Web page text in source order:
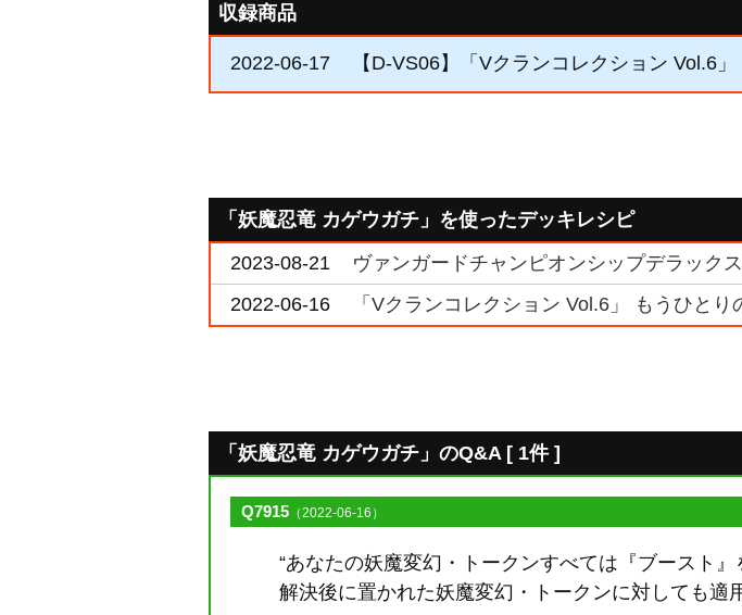
収録商品
2022-06-17 【D-VS06】「Vクランコレクション Vol.6」
「妖魔忍竜 カゲウガチ」を使ったデッキレシピ
2023-08-21
ヴァンガードチャンピオンシップデラック
2022-06-16
「Vクランコレクション Vol.6」 もうひとり
「妖魔忍竜 カゲウガチ」のQ&A [ 1件 ]
Q7915 （2022-06-16）
“あなたの妖魔変幻・トークンすべては『ブースト
解決後に置かれた妖魔変幻・トークンに対しても適